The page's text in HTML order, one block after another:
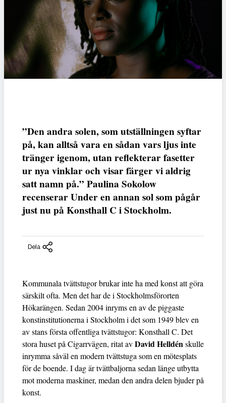
”Den andra solen, som utställningen syftar
på, kan alltså vara en sådan vars ljus inte
tränger igenom, utan reflekterar fasetter
ur nya vinklar och visar färger vi aldrig
satt namn på.” Paulina Sokolow
recenserar Under en annan sol som pågår
just nu på Konsthall C i Stockholm.
Dela
Kommunala tvättstugor brukar inte ha med konst att göra
särskilt ofta. Men det har de i Stockholmsförorten
Hökarängen. Sedan 2004 inryms en av de piggaste
konstinstitutionerna i Stockholm i det som 1949 blev en
av stans första offentliga tvättstugor: Konsthall C. Det
stora huset på Cigarrvägen, ritat avDavid Helldénskulle
inrymma såväl en modern tvättstuga som en mötesplats
för de boende. I dag är tvättbaljorna sedan länge utbytta
mot moderna maskiner, medan den andra delen bjuder på
konst.